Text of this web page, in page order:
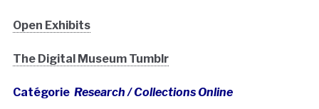
Open Exhibits
The Digital Museum Tumblr
Catégorie Research / Collections Online